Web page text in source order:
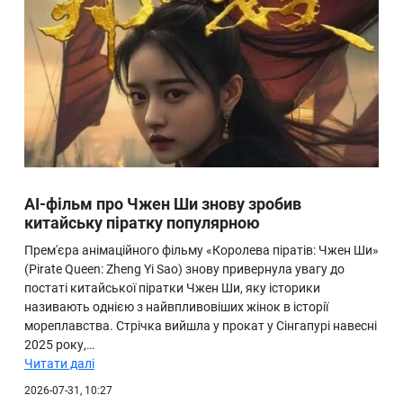
AI-фільм про Чжен Ши знову зробив
китайську піратку популярною
Прем'єра анімаційного фільму «Королева піратів: Чжен Ши»
(Pirate Queen: Zheng Yi Sao) знову привернула увагу до
постаті китайської піратки Чжен Ши, яку історики
називають однією з найвпливовіших жінок в історії
мореплавства. Стрічка вийшла у прокат у Сінгапурі навесні
2025 року,…
Читати далі
2026-07-31, 10:27